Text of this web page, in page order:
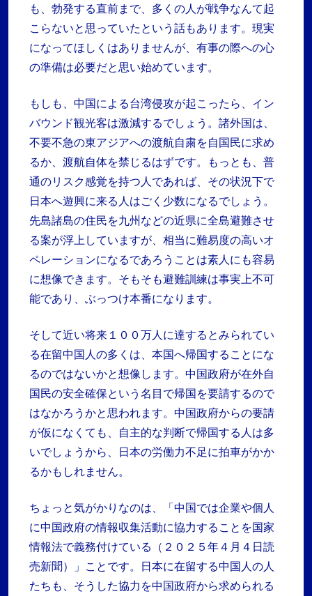
も、勃発する直前まで、多くの人が戦争なんて起
こらないと思っていたという話もあります。現実
になってほしくはありませんが、有事の際への心
の準備は必要だと思い始めています。
もしも、中国による台湾侵攻が起こったら、イン
バウンド観光客は激減するでしょう。諸外国は、
不要不急の東アジアへの渡航自粛を自国民に求め
るか、渡航自体を禁じるはずです。もっとも、普
通のリスク感覚を持つ人であれば、その状況下で
日本へ遊興に来る人はごく少数になるでしょう。
先島諸島の住民を九州などの近県に全島避難させ
る案が浮上していますが、相当に難易度の高いオ
ペレーションになるであろうことは素人にも容易
に想像できます。そもそも避難訓練は事実上不可
能であり、ぶっつけ本番になります。
そして近い将来１００万人に達するとみられてい
る在留中国人の多くは、本国へ帰国することにな
るのではないかと想像します。中国政府が在外自
国民の安全確保という名目で帰国を要請するので
はなかろうかと思われます。中国政府からの要請
が仮になくても、自主的な判断で帰国する人は多
いでしょうから、日本の労働力不足に拍車がかか
るかもしれません。
ちょっと気がかりなのは、「中国では企業や個人
に中国政府の情報収集活動に協力することを国家
情報法で義務付けている（２０２５年４月４日読
売新聞）」ことです。日本に在留する中国人の人
たちも、そうした協力を中国政府から求められる